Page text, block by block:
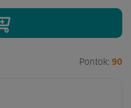
Pontok: 90